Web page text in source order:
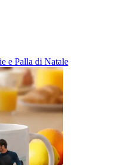
e Palla di Natale